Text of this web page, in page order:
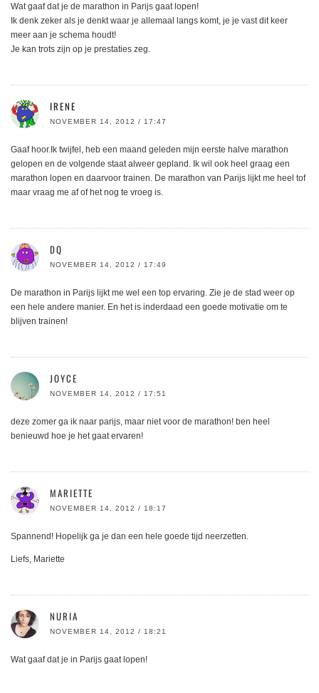
Wat gaaf dat je de marathon in Parijs gaat lopen!
Ik denk zeker als je denkt waar je allemaal langs komt, je je vast dit keer
meer aan je schema houdt!
Je kan trots zijn op je prestaties zeg.
IRENE
NOVEMBER 14, 2012 / 17:47
Gaaf hoor.Ik twijfel, heb een maand geleden mijn eerste halve marathon
gelopen en de volgende staat alweer gepland. Ik wil ook heel graag een
marathon lopen en daarvoor trainen. De marathon van Parijs lijkt me heel tof
maar vraag me af of het nog te vroeg is.
DQ
NOVEMBER 14, 2012 / 17:49
De marathon in Parijs lijkt me wel een top ervaring. Zie je de stad weer op
een hele andere manier. En het is inderdaad een goede motivatie om te
blijven trainen!
JOYCE
NOVEMBER 14, 2012 / 17:51
deze zomer ga ik naar parijs, maar niet voor de marathon! ben heel
benieuwd hoe je het gaat ervaren!
MARIETTE
NOVEMBER 14, 2012 / 18:17
Spannend! Hopelijk ga je dan een hele goede tijd neerzetten.
Liefs, Mariette
NURIA
NOVEMBER 14, 2012 / 18:21
Wat gaaf dat je in Parijs gaat lopen!